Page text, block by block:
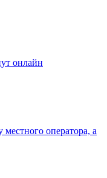
онлайн
оператора, а